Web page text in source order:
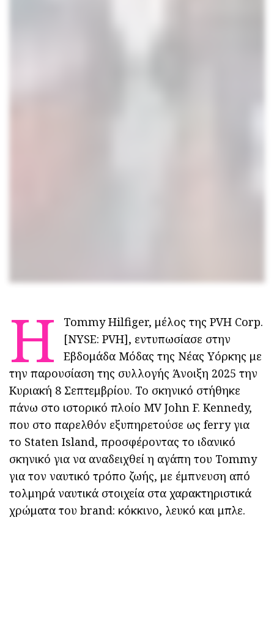
Η
Tommy Hilfiger, μέλος της PVH Corp.
[NYSE: PVH], εντυπωσίασε στην
Εβδομάδα Μόδας της Νέας Υόρκης με
την παρουσίαση της συλλογής Άνοιξη 2025 την
Κυριακή 8 Σεπτεμβρίου. Το σκηνικό στήθηκε
πάνω στο ιστορικό πλοίο MV John F. Kennedy,
που στο παρελθόν εξυπηρετούσε ως ferry για
το Staten Island, προσφέροντας το ιδανικό
σκηνικό για να αναδειχθεί η αγάπη του Tommy
για τον ναυτικό τρόπο ζωής, με έμπνευση από
τολμηρά ναυτικά στοιχεία στα χαρακτηριστικά
χρώματα του brand: κόκκινο, λευκό και μπλε.